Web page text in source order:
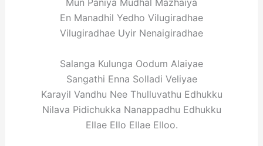
Mun Paniya Mudhal Mazhaiya
En Manadhil Yedho Vilugiradhae
Vilugiradhae Uyir Nenaigiradhae
Salanga Kulunga Oodum Alaiyae
Sangathi Enna Solladi Veliyae
Karayil Vandhu Nee Thulluvathu Edhukku
Nilava Pidichukka Nanappadhu Edhukku
Ellae Ello Ellae Elloo.